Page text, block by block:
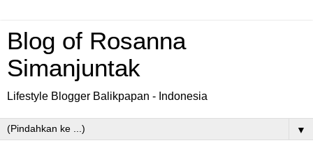
Blog of Rosanna
Simanjuntak
Lifestyle Blogger Balikpapan - Indonesia
▼